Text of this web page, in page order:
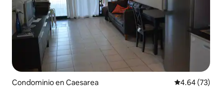
Condominio en Caesarea Calificación
4.64 (73)